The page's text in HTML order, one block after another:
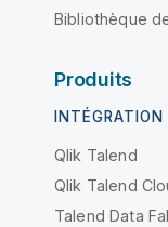
Bibliothèque
Produits
Qlik Talend
Qlik Talend
Talend Data